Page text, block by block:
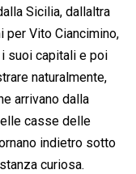
Sicilia, dallaltra
per Vito Ciancimino,
suoi capitali e poi
naturalmente,
arrivano dalla
casse delle
indietro sotto
curiosa.